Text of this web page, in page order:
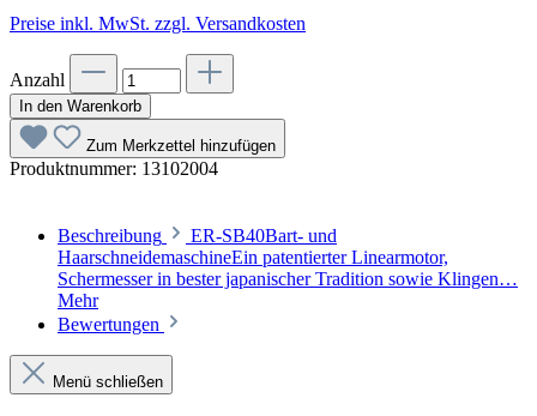
Preise inkl. MwSt. zzgl. Versandkosten
Anzahl
In den Warenkorb
Zum Merkzettel hinzufügen
Produktnummer: 13102004
Beschreibung
ER-SB40Bart- und
HaarschneidemaschineEin patentierter Linearmotor,
Schermesser in bester japanischer Tradition sowie Klingen…
Mehr
Bewertungen
Menü schließen